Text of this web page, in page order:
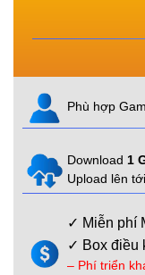
Phù hợp
Download 1
Upload lên tới
✓ Miễn phí
✓ Box điều
– Phí triển